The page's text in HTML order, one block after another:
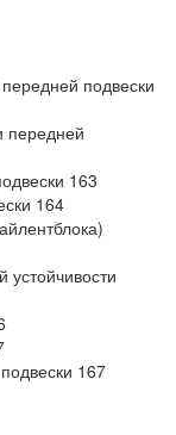
подвески
передней
163
164
устойчивости
167